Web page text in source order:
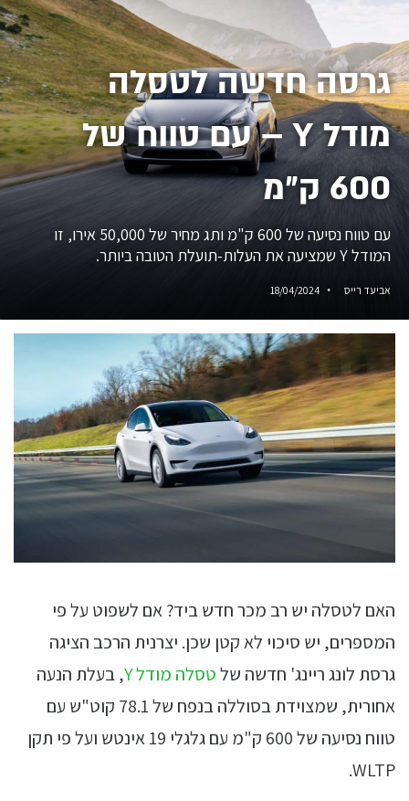
גרסה חדשה לטסלה
מודל Y – עם טווח של
600 ק״מ
עם טווח נסיעה של 600 ק"מ ותג מחיר של 50,000 אירו, זו
המודל Y שמציעה את העלות-תועלת הטובה ביותר.
אביעד רייס 18/04/2024
האם לטסלה יש רב מכר חדש ביד? אם לשפוט על פי
המספרים, יש סיכוי לא קטן שכן. יצרנית הרכב הציגה
גרסת לונג ריינג' חדשה שלטסלה מודל Y , בעלת הנעה
אחורית, שמצוידת בסוללה בנפח של 78.1 קוט"ש עם
טווח נסיעה של 600 ק"מ עם גלגלי 19 אינטש ועל פי תקן
WLTP.